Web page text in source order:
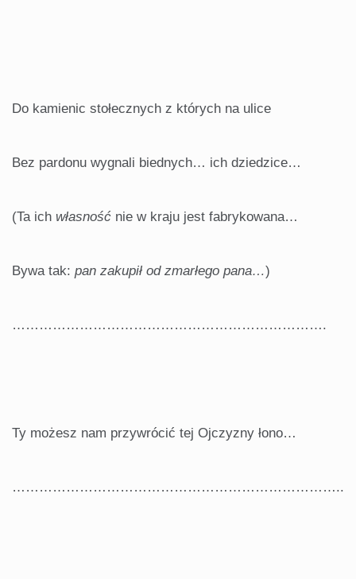
Do kamienic stołecznych z których na ulice
Bez pardonu wygnali biednych… ich dziedzice…
(Ta ich własność nie w kraju jest fabrykowana…
Bywa tak: pan zakupił od zmarłego pana…)
…………………………………………………………….
Ty możesz nam przywrócić tej Ojczyzny łono…
………………………………………………………………..